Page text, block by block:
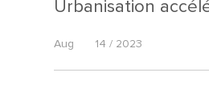
Urbanisation
Aug 14 / 2023